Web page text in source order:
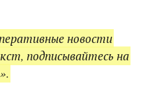
новости
подписывайтесь на